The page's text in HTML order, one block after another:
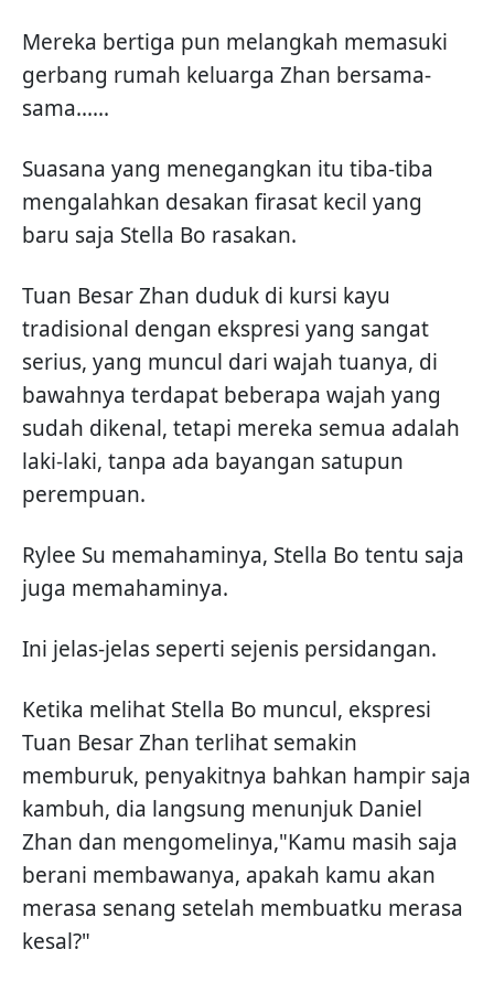
Mereka bertiga pun melangkah memasuki
gerbang rumah keluarga Zhan bersama-
sama......
Suasana yang menegangkan itu tiba-tiba
mengalahkan desakan firasat kecil yang
baru saja Stella Bo rasakan.
Tuan Besar Zhan duduk di kursi kayu
tradisional dengan ekspresi yang sangat
serius, yang muncul dari wajah tuanya, di
bawahnya terdapat beberapa wajah yang
sudah dikenal, tetapi mereka semua adalah
laki-laki, tanpa ada bayangan satupun
perempuan.
Rylee Su memahaminya, Stella Bo tentu saja
juga memahaminya.
Ini jelas-jelas seperti sejenis persidangan.
Ketika melihat Stella Bo muncul, ekspresi
Tuan Besar Zhan terlihat semakin
memburuk, penyakitnya bahkan hampir saja
kambuh, dia langsung menunjuk Daniel
Zhan dan mengomelinya,"Kamu masih saja
berani membawanya, apakah kamu akan
merasa senang setelah membuatku merasa
kesal?"